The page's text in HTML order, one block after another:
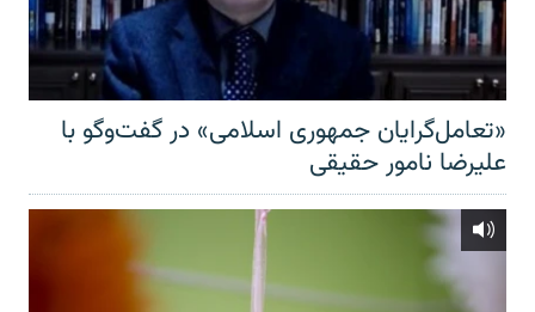
«تعامل‌گرایان جمهوری اسلامی» در گفت‌وگو با
علیرضا نامور حقیقی